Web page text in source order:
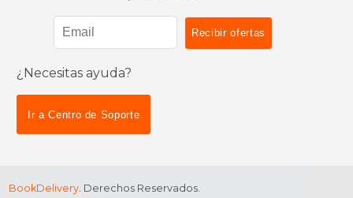
¿Necesitas ayuda?
Ir a Centro de Soporte
BookDelivery. Derechos Reservados.